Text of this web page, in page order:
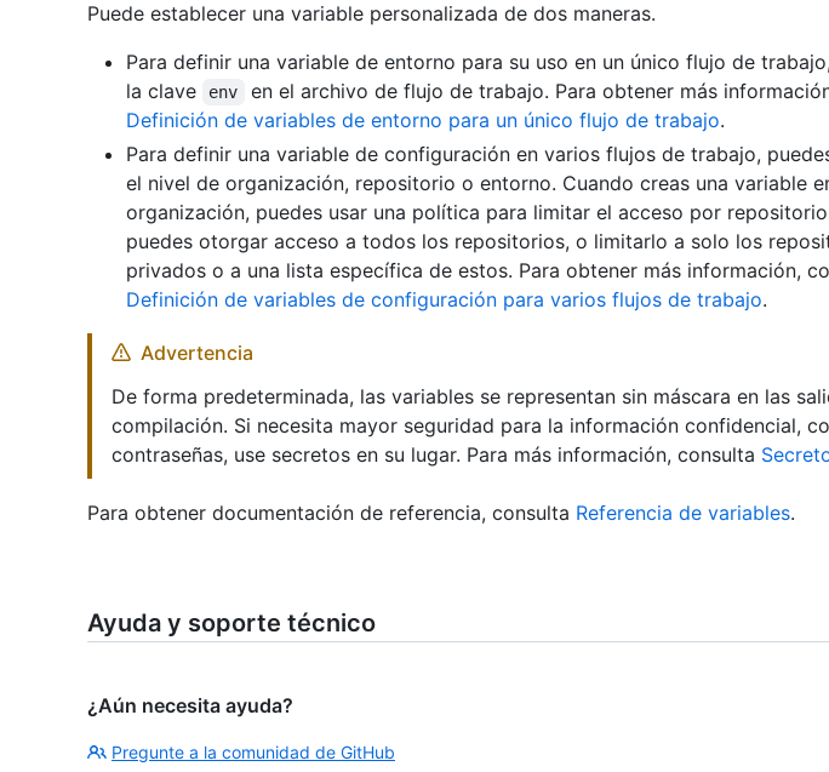
Puede establecer una variable personalizada de dos maneras.
Para definir una variable de entorno para su uso en un único flujo de
la clave
env
en el archivo de flujo de trabajo. Para obtener más
Definición de variables de entorno para un único flujo de trabajo.
Para definir una variable de configuración en varios flujos de trabajo,
el nivel de organización, repositorio o entorno. Cuando creas una variable
organización, puedes usar una política para limitar el acceso por
puedes otorgar acceso a todos los repositorios, o limitarlo a solo los
privados o a una lista específica de estos. Para obtener más información,
Definición de variables de configuración para varios flujos de trabajo.
Advertencia
De forma predeterminada, las variables se representan sin máscara en las
compilación. Si necesita mayor seguridad para la información confidencial,
contraseñas, use secretos en su lugar. Para más información, consulta
Para obtener documentación de referencia, consulta Referencia de variables.
Ayuda y soporte técnico
¿Aún necesita ayuda?
Pregunte a la comunidad de GitHub